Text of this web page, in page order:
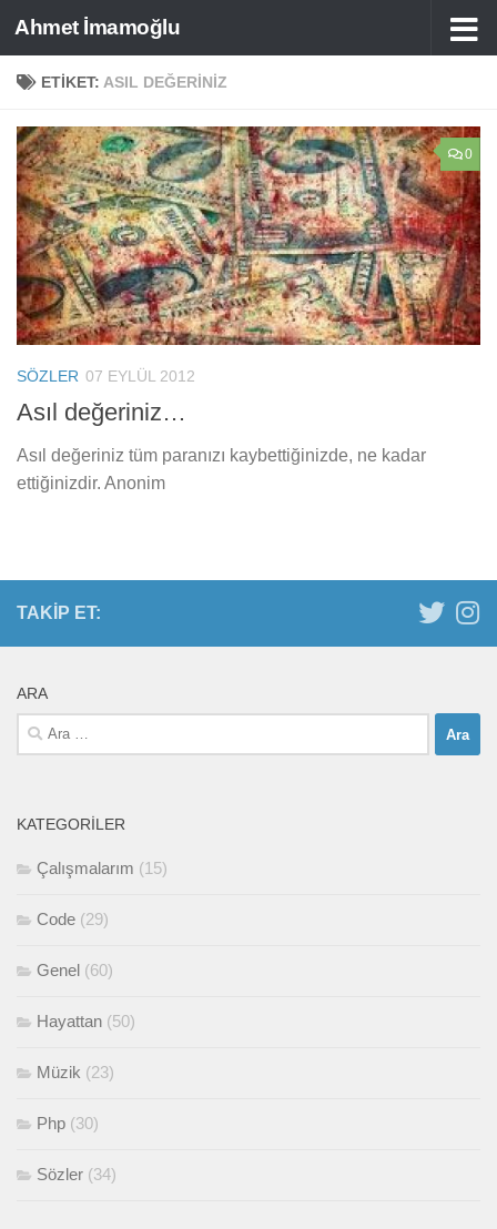
Skip to content
Ahmet İmamoğlu
ETIKET: ASIL DEĞERINIZ
0
SÖZLER 07 EYLÜL 2012
Asıl değeriniz…
Asıl değeriniz tüm paranızı kaybettiğinizde, ne kadar
ettiğinizdir. Anonim
TAKIP ET:
ARA
Arama:
KATEGORILER
Çalışmalarım (15)
Code (29)
Genel (60)
Hayattan (50)
Müzik (23)
Php (30)
Sözler (34)